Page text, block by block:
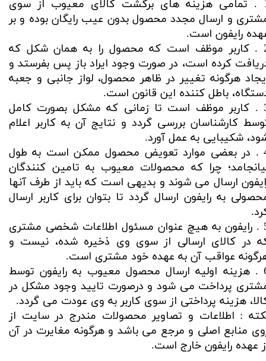
1 . تمامی هزینه های برگشت کالای معیوب از سوی
و ارسال مجدد محصول بدون عیب رایگان بوده و بر
رایفون است.
2 . کاربر موظف است که محصول را به همان شکل که
کرده است، در صورت وجود ایراد باز پس بفرستد و
هرگونه تغییر در ظاهر محصول، لواز جانبی و جعبه
باطل کننده این قانون است.
3 . کاربر موظف است تا زمانی که مشکل بصورت کامل
کارشناسان بررسی گردد و نتایج آن به کاربر اعلام
شکیبایی به عمل آورد.
4 . در بعضی موارد تعویض محصول ممکن است به طول
چرا که محصولات معیوب به تامین کنندگان
ارسال می شوند و بدیهی است که باید از طرف آنها
به رایفون ارسال گردد تا بتوان برای کاربر ارسال
5 . رایفون به هیچ عنوان مسئول اطلاعات شخصی مشتری
در کالای ارسالی از سوی وی ذخیره شده، نیست و
عواقب آن به عهده خود مشتری است.
6 . هزینه اولیه ارسال محصول معیوب به رایفون توسط
پرداخت می شود و درصورت تایید وجود مشکل در
هزینه پرداختی از سوی کاربر به وی عودت می گردد.
: اطلاعات و تصاویر محصولات مندرج در سایت از
منابع اصلی و مرجع می باشد و هرگونه مغایرت در آن
عهده رایفون خارج است.​​​​​​​